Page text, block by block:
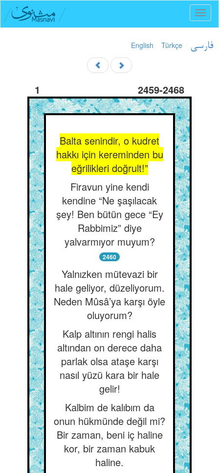
English Türkçe فارسی
1 2459-2468
Balta senindir, o kudret
hakkı için kereminden bu
eğrilikleri doğrult!”
Firavun yine kendi
kendine “Ne şaşılacak
şey! Ben bütün gece “Ey
Rabbimiz” diye
yalvarmıyor muyum?
2460
Yalnızken mütevazi bir
hale geliyor, düzeliyorum.
Neden Mûsâ’ya karşı öyle
oluyorum?
Kalp altının rengi halis
altından on derece daha
parlak olsa ataşe karşı
nasıl yüzü kara bir hale
gelir!
Kalbim de kalıbım da
onun hükmünde değil mi?
Bir zaman, beni iç haline
kor, bir zaman kabuk
haline.